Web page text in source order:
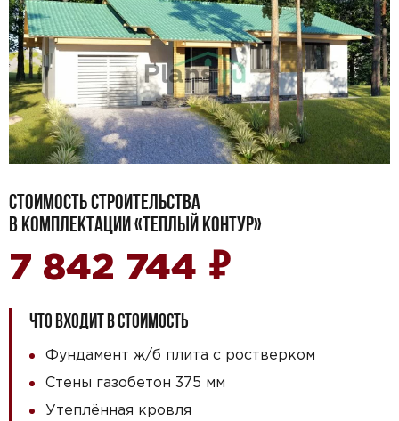
СТОИМОСТЬ СТРОИТЕЛЬСТВА
В КОМПЛЕКТАЦИИ «ТЕПЛЫЙ КОНТУР»
7 842 744 ₽
ЧТО ВХОДИТ В СТОИМОСТЬ
Фундамент ж/б плита с ростверком
Стены газобетон 375 мм
Утеплённая кровля